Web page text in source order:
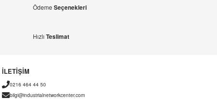
Ödeme Seçenekleri
Hızlı Teslimat
İLETİŞİM
0216 464 44 50
bilgi@industrialnetworkcenter.com